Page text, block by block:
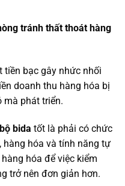
tránh thất thoát hàng
tiền bạc gây nhức nhối
doanh thu hàng hóa bị
mà phát triển.
bida tốt là phải có chức
hóa và tính năng tự
hóa để việc kiểm
trở nên đơn giản hơn.